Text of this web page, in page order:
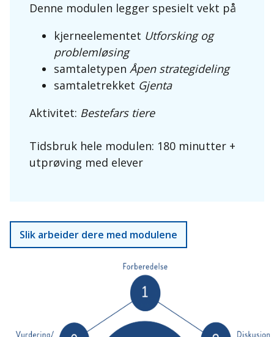
Denne modulen legger spesielt vekt på
kjerneelementet Utforsking og
problemløsing
samtaletypen Åpen strategideling
samtaletrekket Gjenta
Aktivitet: Bestefars tiere
Tidsbruk hele modulen: 180 minutter +
utprøving med elever
Slik arbeider dere med modulene